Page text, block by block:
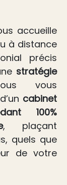
accueille
à distance
précis
stratégie
vous
cabinet
100%
, plaçant
quels que
de votre